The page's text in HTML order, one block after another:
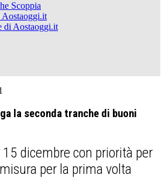
Scoppia
Aostaoggi.it
di Aostaoggi.it
la seconda tranche di buoni
dicembre con priorità per
per la prima volta